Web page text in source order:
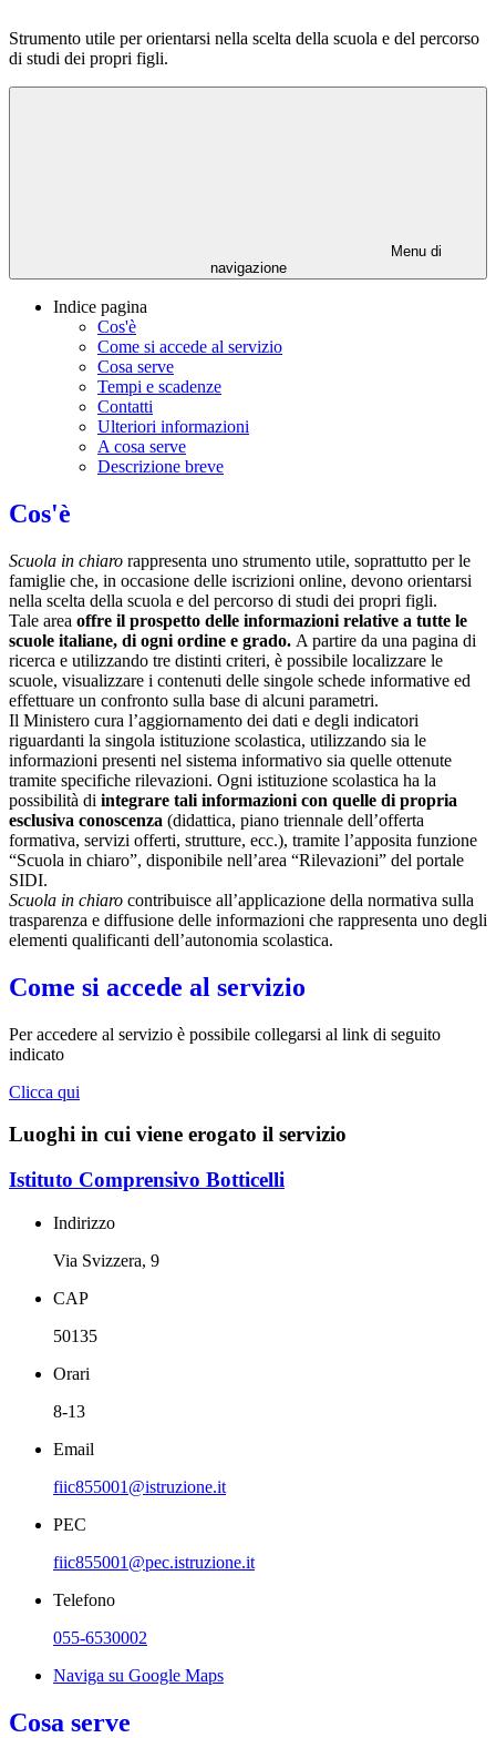
Strumento utile per orientarsi nella scelta della scuola e del percorso
di studi dei propri figli.
Menu di
navigazione
Indice pagina
Cos'è
Come si accede al servizio
Cosa serve
Tempi e scadenze
Contatti
Ulteriori informazioni
A cosa serve
Descrizione breve
Cos'è
Scuola in chiaro rappresenta uno strumento utile, soprattutto per le
famiglie che, in occasione delle iscrizioni online, devono orientarsi
nella scelta della scuola e del percorso di studi dei propri figli.
Tale area offre il prospetto delle informazioni relative a tutte le
scuole italiane, di ogni ordine e grado. A partire da una pagina di
ricerca e utilizzando tre distinti criteri, è possibile localizzare le
scuole, visualizzare i contenuti delle singole schede informative ed
effettuare un confronto sulla base di alcuni parametri.
Il Ministero cura l’aggiornamento dei dati e degli indicatori
riguardanti la singola istituzione scolastica, utilizzando sia le
informazioni presenti nel sistema informativo sia quelle ottenute
tramite specifiche rilevazioni. Ogni istituzione scolastica ha la
possibilità di integrare tali informazioni con quelle di propria
esclusiva conoscenza (didattica, piano triennale dell’offerta
formativa, servizi offerti, strutture, ecc.), tramite l’apposita funzione
“Scuola in chiaro”, disponibile nell’area “Rilevazioni” del portale
SIDI.
Scuola in chiaro contribuisce all’applicazione della normativa sulla
trasparenza e diffusione delle informazioni che rappresenta uno degli
elementi qualificanti dell’autonomia scolastica.
Come si accede al servizio
Per accedere al servizio è possibile collegarsi al link di seguito
indicato
Clicca qui
Luoghi in cui viene erogato il servizio
Istituto Comprensivo Botticelli
Indirizzo
Via Svizzera, 9
CAP
50135
Orari
8-13
Email
fiic855001@istruzione.it
PEC
fiic855001@pec.istruzione.it
Telefono
055-6530002
Naviga su Google Maps
Cosa serve